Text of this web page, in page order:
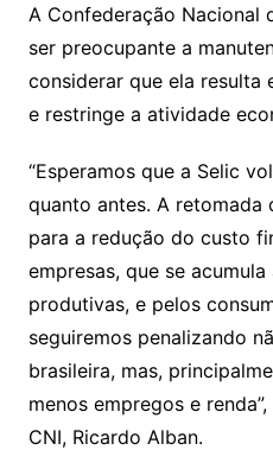
A Confederação Nacional
ser preocupante a
considerar que ela
e restringe a atividade
“Esperamos que a Selic
quanto antes. A retomada
para a redução do custo
empresas, que se
produtivas, e pelos
seguiremos penalizando
brasileira, mas,
menos empregos e
CNI, Ricardo Alban.